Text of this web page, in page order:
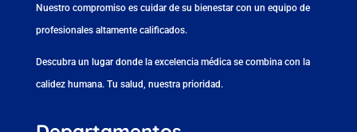
Nuestro compromiso es cuidar de su bienestar con un equipo de
profesionales altamente calificados.
Descubra un lugar donde la excelencia médica se combina con la
calidez humana. Tu salud, nuestra prioridad.